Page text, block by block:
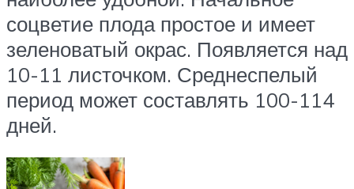
соцветие плода простое и имеет
зеленоватый окрас. Появляется над
10-11 листочком. Среднеспелый
период может составлять 100-114
дней.